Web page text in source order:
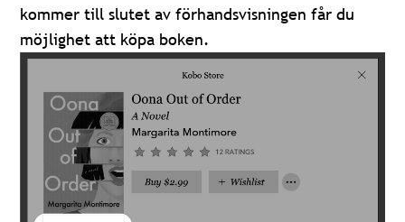
kommer till slutet av förhandsvisningen får du
möjlighet att köpa boken.